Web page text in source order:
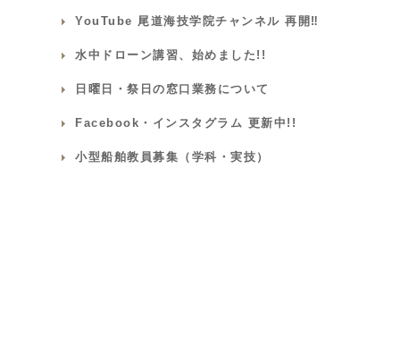
YouTube 尾道海技学院チャンネル 再開‼
水中ドローン講習、始めました!!
日曜日・祭日の窓口業務について
Facebook・インスタグラム 更新中!!
小型船舶教員募集（学科・実技）